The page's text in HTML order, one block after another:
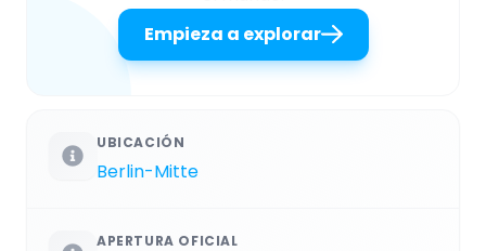
Empieza a explorar
UBICACIÓN
Berlin-Mitte
APERTURA OFICIAL